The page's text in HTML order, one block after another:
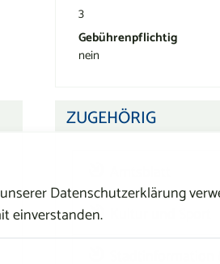
Datenschutzerklärung
einverstanden.
3
Gebührenpflichtig
nein
ZUGEHÖRIG